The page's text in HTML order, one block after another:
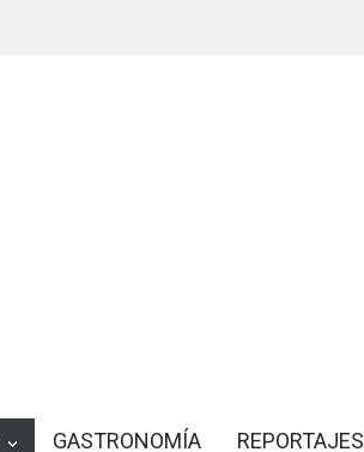
GASTRONOMÍA REPORTAJES